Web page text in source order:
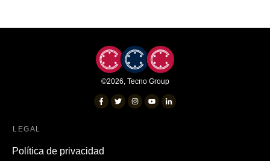
©2026, Tecno Group
LEGAL
Política de privacidad